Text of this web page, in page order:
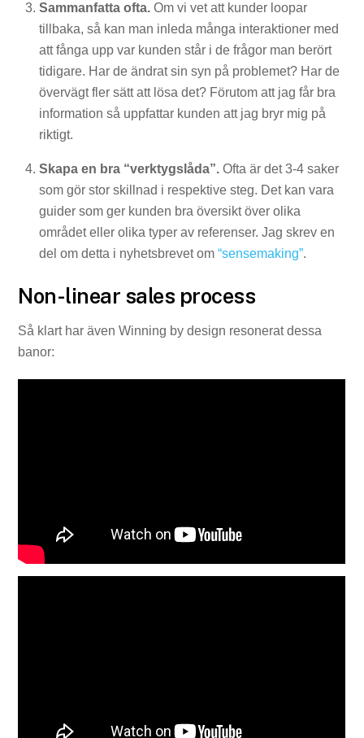
Sammanfatta ofta. Om vi vet att kunder loopar
tillbaka, så kan man inleda många interaktioner med
att fånga upp var kunden står i de frågor man berört
tidigare. Har de ändrat sin syn på problemet? Har de
övervägt fler sätt att lösa det? Förutom att jag får bra
information så uppfattar kunden att jag bryr mig på
riktigt.
Skapa en bra “verktygslåda”. Ofta är det 3-4 saker
som gör stor skillnad i respektive steg. Det kan vara
guider som ger kunden bra översikt över olika
området eller olika typer av referenser. Jag skrev en
del om detta i nyhetsbrevet om “sensemaking”.
Non-linear sales process
Så klart har även Winning by design resonerat dessa
banor: